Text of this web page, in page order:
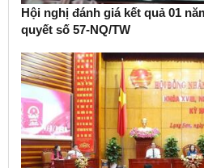
Hội nghị đánh giá kết quả 01
quyết số 57-NQ/TW